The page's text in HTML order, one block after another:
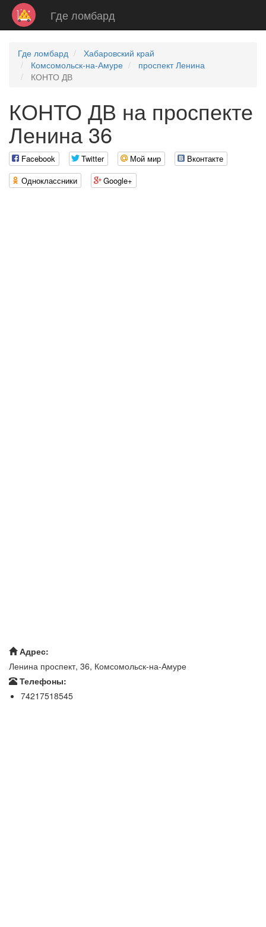
Где ломбард
Где ломбард
Хабаровский край
Комсомольск-на-Амуре
проспект Ленина
КОНТО ДВ
КОНТО ДВ на проспекте
Ленина 36
Facebook Twitter Мой мир
Вконтакте
Одноклассники
Google+
Адрес:
Ленина проспект, 36, Комсомольск-на-Амуре
Телефоны:
74217518545